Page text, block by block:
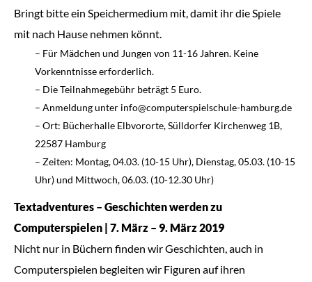
Bringt bitte ein Speichermedium mit, damit ihr die Spiele
mit nach Hause nehmen könnt.
– Für Mädchen und Jungen von 11-16 Jahren. Keine
Vorkenntnisse erforderlich.
– Die Teilnahmegebühr beträgt 5 Euro.
– Anmeldung unter info@computerspielschule-hamburg.de
– Ort: Bücherhalle Elbvororte, Sülldorfer Kirchenweg 1B,
22587 Hamburg
– Zeiten: Montag, 04.03. (10-15 Uhr), Dienstag, 05.03. (10-15
Uhr) und Mittwoch, 06.03. (10-12.30 Uhr)
Textadventures – Geschichten werden zu
Computerspielen | 7. März – 9. März 2019
Nicht nur in Büchern finden wir Geschichten, auch in
Computerspielen begleiten wir Figuren auf ihren